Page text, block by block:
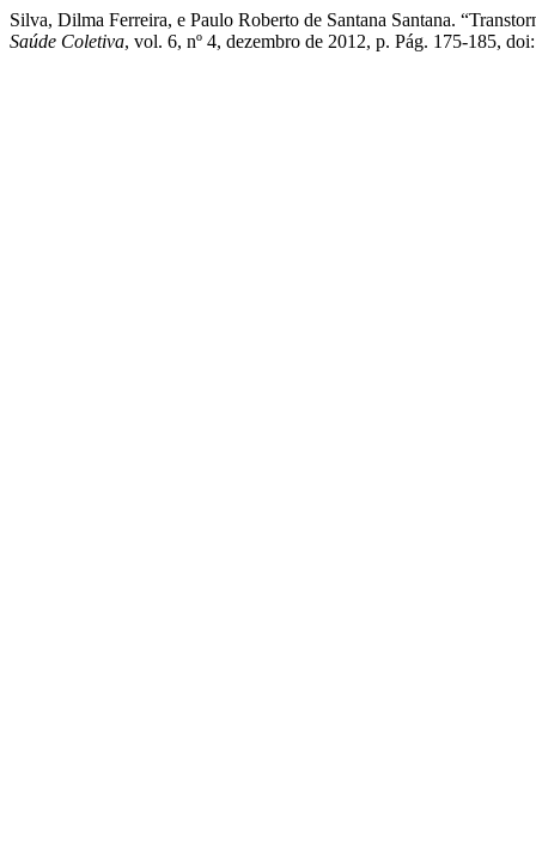
Silva, Dilma Ferreira, e Paulo Roberto de Santana Santana.
Saúde Coletiva, vol. 6, nº 4, dezembro de 2012, p. Pág. 175-185,